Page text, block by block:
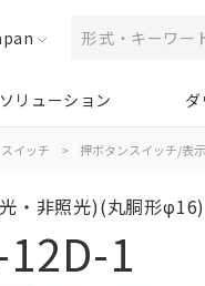
ソリューション
スイッチ > 押ボタンスイッチ/表
・非照光)(丸胴形φ16)
1